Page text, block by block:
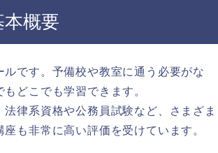
概要
です。予備校や教室に通う必要がな
どこでも学習できます。
律系資格や公務員試験など、さまざま
も非常に高い評価を受けています。